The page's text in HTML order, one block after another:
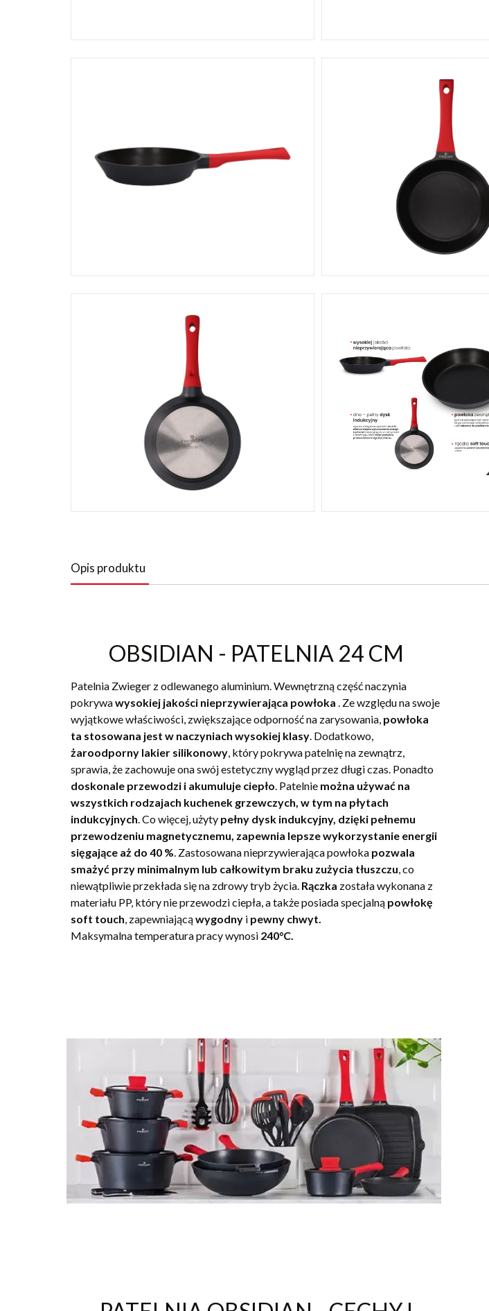
Opis produktu
OBSIDIAN - PATELNIA 24 CM
Patelnia Zwieger z odlewanego aluminium. Wewnętrzną część naczynia
pokrywawysokiej jakości nieprzywierająca powłoka . Ze względu na swoje
wyjątkowe właściwości, zwiększające odporność na zarysowania, powłoka
ta stosowana jest w naczyniach wysokiej klasy. Dodatkowo,
żaroodporny lakier silikonowy, który pokrywa patelnię na zewnątrz,
sprawia, że zachowuje ona swój estetyczny wygląd przez długi czas. Ponadto
doskonale przewodzi i akumuluje ciepło. Patelnie można używać na
wszystkich rodzajach kuchenek grzewczych, w tym na płytach
indukcyjnych. Co więcej, użyty pełny dysk indukcyjny, dzięki pełnemu
przewodzeniu magnetycznemu, zapewnia lepsze wykorzystanie energii
sięgające aż do 40 %. Zastosowana nieprzywierająca powłoka pozwala
smażyć przy minimalnym lub całkowitym braku zużycia tłuszczu, co
niewątpliwie przekłada się na zdrowy tryb życia. Rączka została wykonana z
materiału PP, który nie przewodzi ciepła, a także posiada specjalną powłokę
soft touch, zapewniającąwygodny i pewny chwyt.
Maksymalna temperatura pracy wynosi 240°C.